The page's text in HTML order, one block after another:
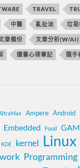
TRAVEL
中醫 亂扯淡 垃圾
章備份 文章分析(W/AI)
讀書心得筆記 隨手
Ampere Android
Embedded Food
KDE kernel Linux
Programming